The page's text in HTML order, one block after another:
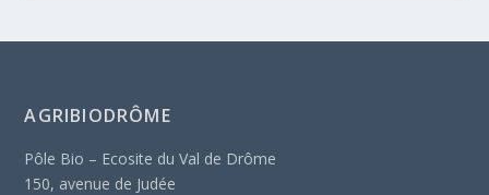
AGRIBIODRÔME
Pôle Bio – Ecosite du Val de Drôme
150, avenue de Judée